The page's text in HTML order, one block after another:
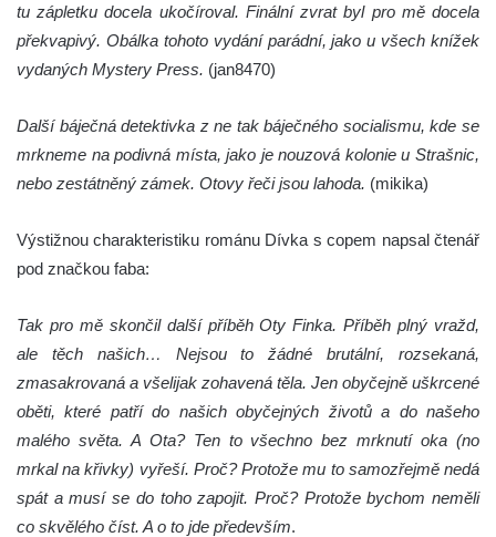
tu zápletku docela ukočíroval. Finální zvrat byl pro mě docela
překvapivý. Obálka tohoto vydání parádní, jako u všech knížek
vydaných Mystery Press. (jan8470)
Další báječná detektivka z ne tak báječného socialismu, kde se
mrkneme na podivná místa, jako je nouzová kolonie u Strašnic,
nebo zestátněný zámek. Otovy řeči jsou lahoda. (mikika)
Výstižnou charakteristiku románu Dívka s copem napsal čtenář
pod značkou faba:
Tak pro mě skončil další příběh Oty Finka. Příběh plný vražd,
ale těch našich… Nejsou to žádné brutální, rozsekaná,
zmasakrovaná a všelijak zohavená těla. Jen obyčejně uškrcené
oběti, které patří do našich obyčejných životů a do našeho
malého světa. A Ota? Ten to všechno bez mrknutí oka (no
mrkal na křivky) vyřeší. Proč? Protože mu to samozřejmě nedá
spát a musí se do toho zapojit. Proč? Protože bychom neměli
co skvělého číst. A o to jde především.